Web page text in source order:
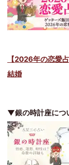
【2026年の恋愛
結婚
▼銀の時計座につ